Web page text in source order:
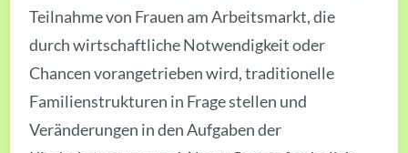
Teilnahme von Frauen am Arbeitsmarkt, die
durch wirtschaftliche Notwendigkeit oder
Chancen vorangetrieben wird, traditionelle
Familienstrukturen in Frage stellen und
Veränderungen in den Aufgaben der